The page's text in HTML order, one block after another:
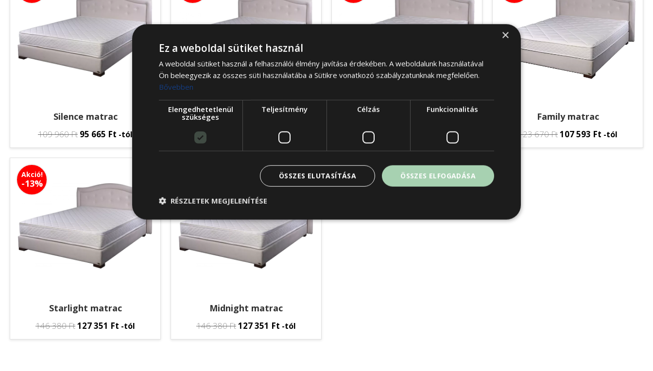
Silence matrac
109 960Ft 95 665 Ft -tól
Fleur matrac
109 970 -tól 123 640 -tól
Family matrac
123 670Ft107 593 Ft -tól
Akció!
-13%
Starlight matrac
146 380Ft127 351 Ft -tól
Midnight matrac
146 380Ft127 351 Ft -tól
×
Ez a weboldal sütiket használ
A weboldal sütiket használ a felhasználói élmény javítása érdekében. A weboldalunk használatával
Ön beleegyezik az összes süti használatába a Sütikre vonatkozó szabályzatunknak megfelelően.
Bővebben
Elengedhetetlenül
szükséges
Teljesítmény Célzás Funkcionalitás
ÖSSZES ELFOGADÁSA
ÖSSZES ELUTASÍTÁSA
RÉSZLETEK MEGJELENÍTÉSE